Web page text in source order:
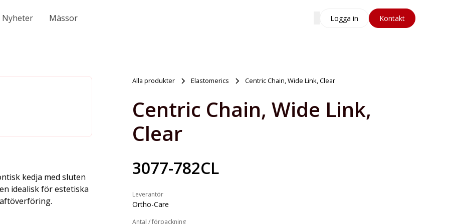
Nyheter Mässor Logga in Kontakt
kedja med sluten
idealisk för estetiska
Alla produkter Elastomerics Centric Chain, Wide Link, Clear
Centric Chain, Wide Link,
Clear
3077-782CL
Leverantör
Ortho-Care
Antal / förpackning